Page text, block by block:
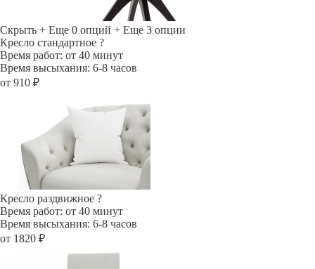
Скрыть + Еще 0 опций + Еще 3 опции
Кресло стандартное ?
Время работ: от 40 минут
Время высыхания: 6-8 часов
от 910 ₽
Кресло раздвижное ?
Время работ: от 40 минут
Время высыхания: 6-8 часов
от 1820 ₽